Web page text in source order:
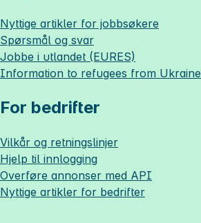
Nyttige artikler for jobbsøkere
Spørsmål og svar
Jobbe i utlandet (EURES)
Information to refugees from Ukraine
For bedrifter
Vilkår og retningslinjer
Hjelp til innlogging
Overføre annonser med API
Nyttige artikler for bedrifter